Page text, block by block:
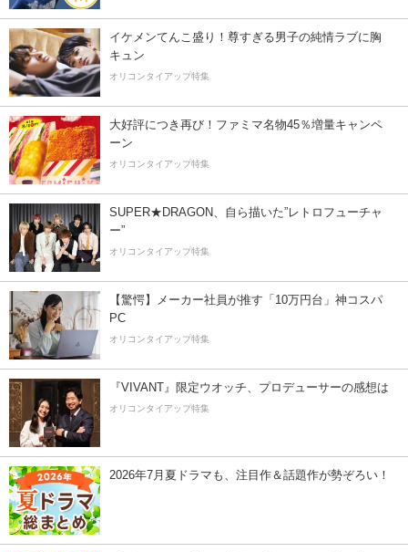
イケメンてんこ盛り！尊すぎる男子の純情ラブに胸
キュン
オリコンタイアップ特集
大好評につき再び！ファミマ名物45％増量キャンペ
ーン
オリコンタイアップ特集
SUPER★DRAGON、自ら描いた”レトロフューチャ
ー”
オリコンタイアップ特集
【驚愕】メーカー社員が推す「10万円台」神コスパ
PC
オリコンタイアップ特集
『VIVANT』限定ウオッチ、プロデューサーの感想は
オリコンタイアップ特集
2026年7月夏ドラマも、注目作＆話題作が勢ぞろい！